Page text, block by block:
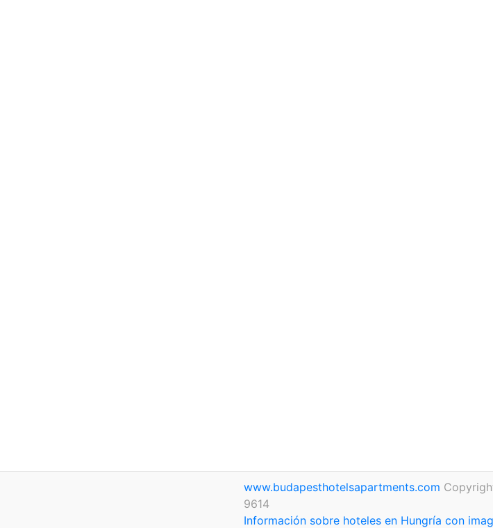
www.budapesthotelsapartments.com
9614
Información sobre hoteles en Hungría con